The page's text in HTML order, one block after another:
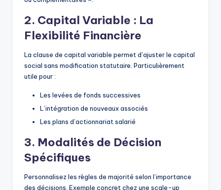
2. Capital Variable : La
Flexibilité Financière
La clause de capital variable permet d’ajuster le capital
social sans modification statutaire. Particulièrement
utile pour :
Les levées de fonds successives
L’intégration de nouveaux associés
Les plans d’actionnariat salarié
3. Modalités de Décision
Spécifiques
Personnalisez les règles de majorité selon l’importance
des décisions. Exemple concret chez une scale-up